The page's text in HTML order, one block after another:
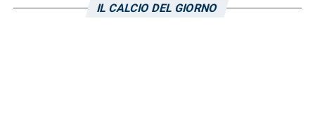
complicato, anche se fosse restato
IL CALCIO DEL GIORNO